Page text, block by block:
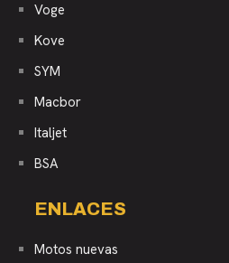
Voge
Kove
SYM
Macbor
Italjet
BSA
ENLACES
Motos nuevas